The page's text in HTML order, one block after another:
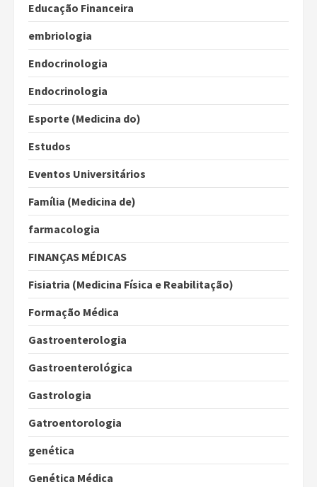
Educação Financeira
embriologia
Endocrinologia
Endocrinologia
Esporte (Medicina do)
Estudos
Eventos Universitários
Família (Medicina de)
farmacologia
FINANÇAS MÉDICAS
Fisiatria (Medicina Física e Reabilitação)
Formação Médica
Gastroenterologia
Gastroenterológica
Gastrologia
Gatroentorologia
genética
Genética Médica